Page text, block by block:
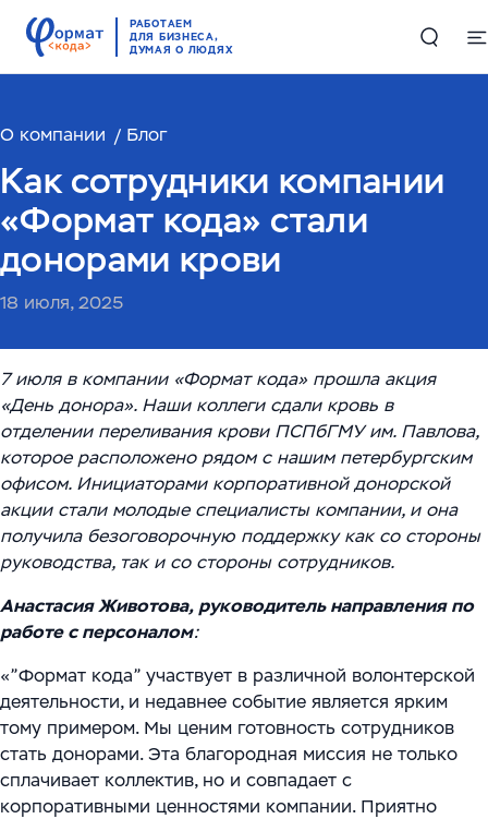
РАБОТАЕМ
ДЛЯ БИЗНЕСА,
ДУМАЯ О ЛЮДЯХ
Решения
Цифровые двойники в производстве и логистике
Комплексные решения по работе с большими
данными
Обучающий ИИ-ассистент для ваших сотрудников
ИИ-решение для работы с корпоративными базами
данных
WMS Управление складом
Системы стандартизации и управления данными
для логистических и производственных
комплексов
Решения для производственной безопасности
Программное обеспечение для интеграции
Проекты
Компетенции
Складская автоматизация и логистика
(Big Data)
Автоматизация производств
Цифровизация ритейла
Импортозамещение
ИИ и машинное обучение
О компании
О нас
Руководство
Модели сотрудничества
Мероприятия
Работа
Юридическая информация
English
Main
Warehouse Logistics and Automation
Связаться с нами
О компании Блог
Как сотрудники компании
«Формат кода» стали
донорами крови
18 июля, 2025
7 июля в компании «Формат кода» прошла акция
«День донора». Наши коллеги сдали кровь в
отделении переливания крови ПСПбГМУ им. Павлова,
которое расположено рядом с нашим петербургским
офисом. Инициаторами корпоративной донорской
акции стали молодые специалисты компании, и она
получила безоговорочную поддержку как со стороны
руководства, так и со стороны сотрудников.
Анастасия Животова, руководитель направления по
работе с персоналом:
«”Формат кода” участвует в различной волонтерской
деятельности, и недавнее событие является ярким
тому примером. Мы ценим готовность сотрудников
стать донорами. Эта благородная миссия не только
сплачивает коллектив, но и совпадает с
корпоративными ценностями компании. Приятно